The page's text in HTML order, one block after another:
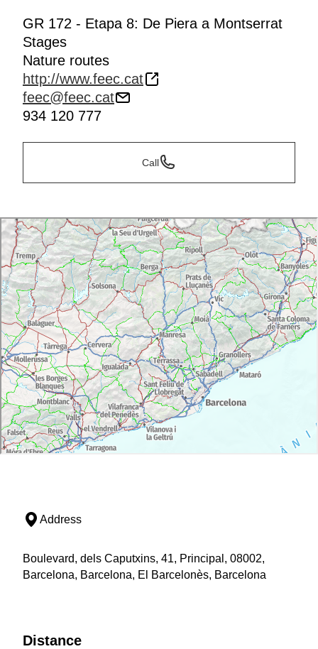
GR 172 - Etapa 8: De Piera a Montserrat
Stages
Nature routes
http://www.feec.cat
feec@feec.cat
934 120 777
Call
Address
Boulevard, dels Caputxins, 41, Principal, 08002,
Barcelona, Barcelona, El Barcelonès, Barcelona
Distance